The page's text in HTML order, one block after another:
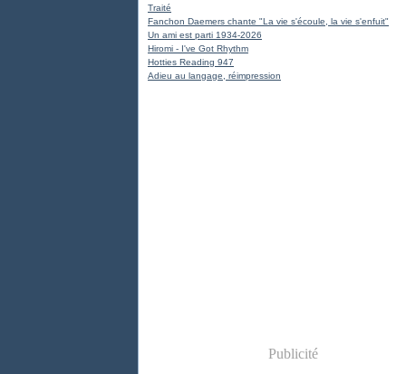
Traité
Fanchon Daemers chante "La vie s'écoule, la vie s'enfuit"
Un ami est parti 1934-2026
Hiromi - I've Got Rhythm
Hotties Reading 947
Adieu au langage, réimpression
Publicité